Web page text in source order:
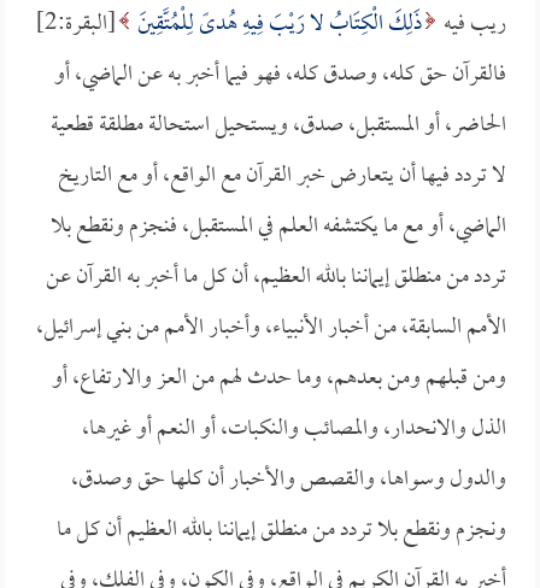
ريب فيه ذَلِكَ الْكِتَابُ لا رَيْبَ فِيهِ هُدىً لِلْمُتَّقِينَ
[البقرة:2]
فالقرآن حق كله، وصدق كله، فهو فيما أخبر به عن الماضي، أو
الحاضر، أو المستقبل، صدق، ويستحيل استحالة مطلقة قطعية
لا تردد فيها أن يتعارض خبر القرآن مع الواقع، أو مع التاريخ
الماضي، أو مع ما يكتشفه العلم في المستقبل، فنجزم ونقطع بلا
تردد من منطلق إيماننا بالله العظيم، أن كل ما أخبر به القرآن عن
الأمم السابقة، من أخبار الأنبياء، وأخبار الأمم من بني إسرائيل،
ومن قبلهم ومن بعدهم، وما حدث لهم من العز والارتفاع، أو
الذل والانحدار، والمصائب والنكبات، أو النعم أو غيرها،
والدول وسواها، والقصص والأخبار أن كلها حق وصدق،
ونجزم ونقطع بلا تردد من منطلق إيماننا بالله العظيم أن كل ما